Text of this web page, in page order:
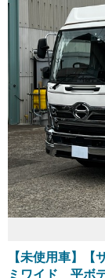
【未使用車】
ミワイド 平ボ